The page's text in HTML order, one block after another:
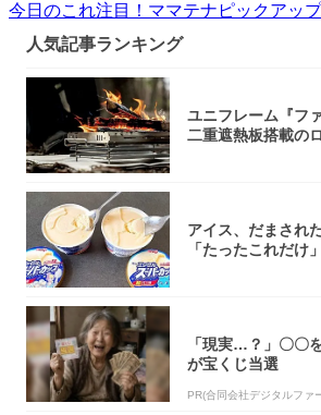
今日のこれ注目！ママテナピックアッ
人気記事ランキング
ユニフレーム『フ
二重遮熱板搭載の
アイス、だまされ
「たったこれだけ
「現実…？」〇〇
が宝くじ当選
PR(合同会社デジタルファ